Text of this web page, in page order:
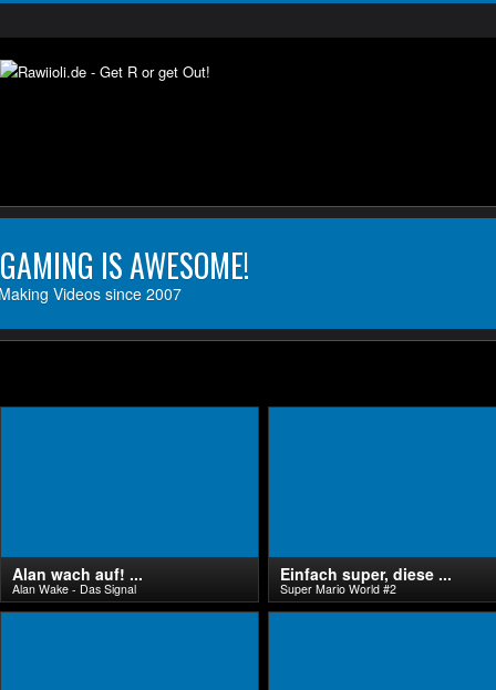
GAMING IS AWESOME!
Videos since 2007
Alan wach auf! ...
Alan Wake - Das Signal
Einfach super, diese ...
Super Mario World #2